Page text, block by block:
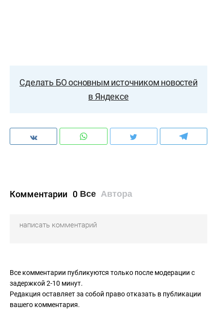
Сделать БО основным источником новостей
в Яндексе
Комментарии 0 Все Автора
Все комментарии публикуются только после модерации с
задержкой 2-10 минут.
Редакция оставляет за собой право отказать в публикации
вашего комментария.